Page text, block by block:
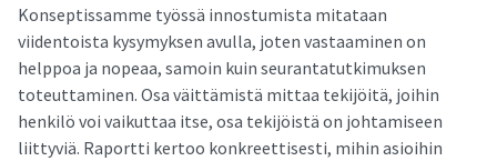
Konseptissamme työssä innostumista mitataan
viidentoista kysymyksen avulla, joten vastaaminen on
helppoa ja nopeaa, samoin kuin seurantatutkimuksen
toteuttaminen. Osa väittämistä mittaa tekijöitä, joihin
henkilö voi vaikuttaa itse, osa tekijöistä on johtamiseen
liittyviä. Raportti kertoo konkreettisesti, mihin asioihin